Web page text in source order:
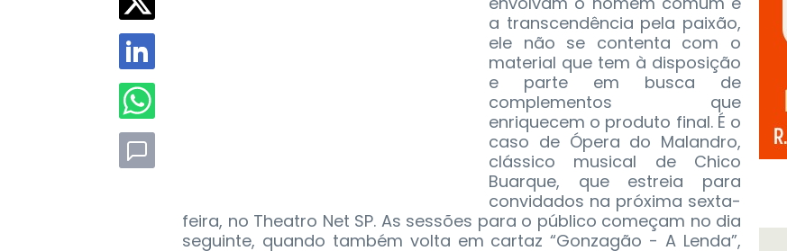
a transcendência pela paixão,
ele não se contenta com o
material que tem à disposição
e parte em busca de
complementos que
enriquecem o produto final. É o
caso de Ópera do Malandro,
clássico musical de Chico
Buarque, que estreia para
convidados na próxima sexta-
feira, no Theatro Net SP. As sessões para o público começam no dia
seguinte, quando também volta em cartaz “Gonzagão - A Lenda”,